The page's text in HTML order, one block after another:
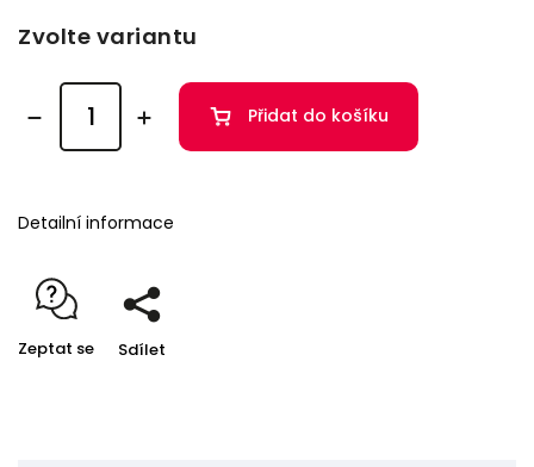
Zvolte variantu
Přidat do košíku
Detailní informace
Zeptat se Sdílet